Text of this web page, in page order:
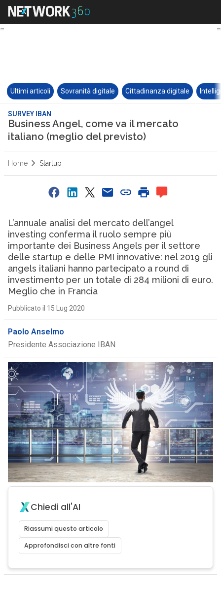
Ultimi articoli Sovranità digitale Cittadinanza digitale
SURVEY IBAN
Business Angel, come va il mercato
italiano (meglio del previsto)
Home Startup
L’annuale analisi del mercato dell’angel
investing conferma il ruolo sempre più
importante dei Business Angels per il settore
delle startup e delle PMI innovative: nel 2019 gli
angels italiani hanno partecipato a round di
investimento per un totale di 284 milioni di euro.
Meglio che in Francia
Pubblicato il 15 Lug 2020
Paolo Anselmo
Presidente Associazione IBAN
Chiedi all'AI
Riassumi questo articolo
Approfondisci con altre fonti